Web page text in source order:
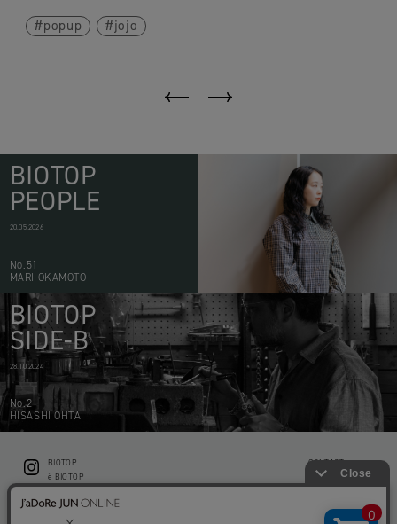
popup jojo
BIOTOP
PEOPLE
20.05.2026
No.51
MARI OKAMOTO
BIOTOP
SIDE-B
28.10.2024
No.2
HISASHI OHTA
BIOTOP
ë BIOTOP
KEEP GREEN BIOTOP
RAMUSIO BIOTOP FUKUOKA
CONTACT
PRIVACY POLICY
STORE INFO